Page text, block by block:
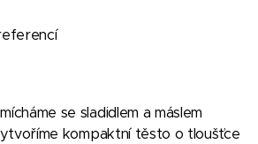
se sladidlem a máslem
kompaktní těsto o tloušťce